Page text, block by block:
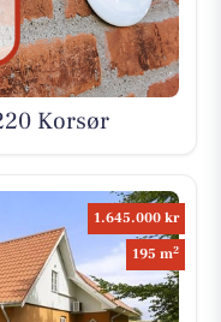
Korsør
1.645.000 kr
195 m2